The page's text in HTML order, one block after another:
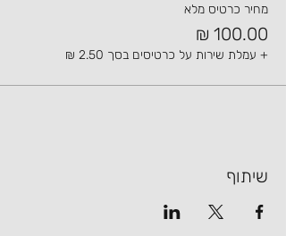
מחיר כרטיס מלא
+ עמלת שירות על כרטיסים בסך ‏2.50 ‏₪
שיתוף